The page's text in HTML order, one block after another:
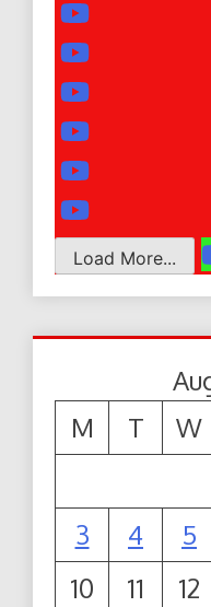
Load More...
M
T W
3
4 5
10
11 12